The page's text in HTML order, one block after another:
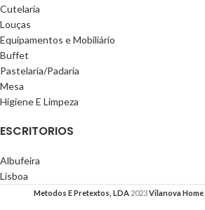
Cutelaria
Louças
Equipamentos e Mobiliário
Buffet
Pastelaria/Padaria
Mesa
Higiene E Limpeza
ESCRITORIOS
Albufeira
Lisboa
Metodos E Pretextos, LDA 2023Vilanova Home